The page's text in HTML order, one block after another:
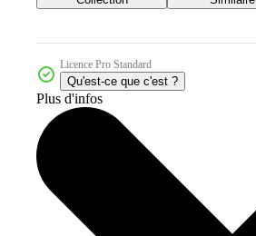
Licence Pro Standard
Qu'est-ce que c'est ?
Plus d'infos